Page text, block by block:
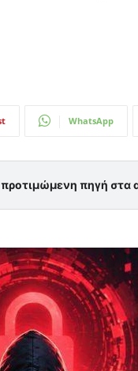
WhatsApp
πηγή στα